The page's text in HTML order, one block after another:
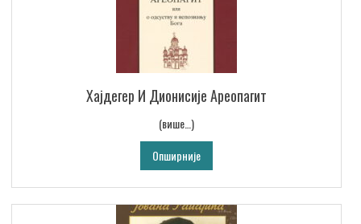
Хајдегер И Дионисије Ареопагит
(више…)
Опширније